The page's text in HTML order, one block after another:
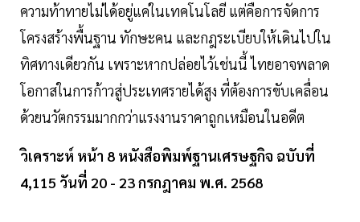
ความท้าทายไม่ได้อยู่แค่ในเทคโนโลยี แต่คือการจัดการ
โครงสร้างพื้นฐาน ทักษะคน และกฎระเบียบให้เดินไปใน
ทิศทางเดียวกัน เพราะหากปล่อยไว้เช่นนี้ ไทยอาจพลาด
โอกาสในการก้าวสู่ประเทศรายได้สูง ที่ต้องการขับเคลื่อน
ด้วยนวัตกรรมมากกว่าแรงงานราคาถูกเหมือนในอดีต
วิเคราะห์ หน้า 8 หนังสือพิมพ์ฐานเศรษฐกิจ ฉบับที่
4,115 วันที่ 20 - 23 กรกฎาคม พ.ศ. 2568